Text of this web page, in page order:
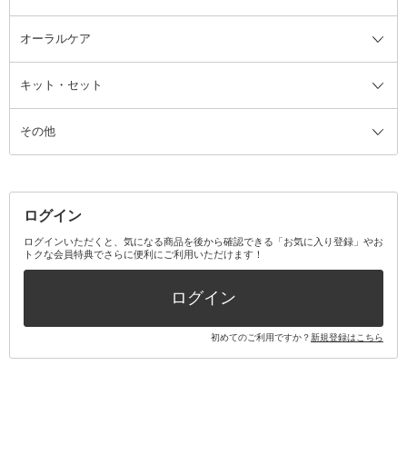
カミソリ
ファンデーション・パウダーケー
ス
ミラー・鏡
ヘッドマッサージブラシ
ルームフレグランス・ディフュー
ザー
アロマキャンドル
消臭剤・芳香剤
ボディケア美容家電
その他美容家電
ウェア全て
レッグウェア
オーラルケア
オーラルケア全て
歯ブラシ
その他オーラルケア
キット・セット
キット・セット全て
ボディケアキット
その他キット・セット
その他
ログイン
ログインいただくと、気になる商品を後から確認できる「お気に入り登録」やお
トクな会員特典でさらに便利にご利用いただけます！
ログイン
初めてのご利用ですか？新規登録はこちら